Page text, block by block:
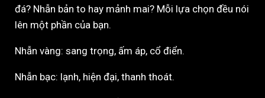
đá? Nhẫn bản to hay mảnh mai? Mỗi lựa chọn đều nói
lên một phần của bạn.
Nhẫn vàng: sang trọng, ấm áp, cổ điển.
Nhẫn bạc: lạnh, hiện đại, thanh thoát.